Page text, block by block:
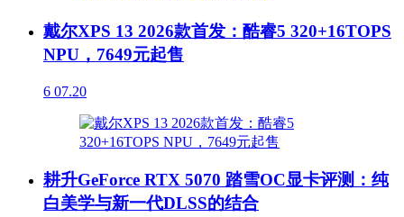
戴尔XPS 13 2026款首发：酷睿5 320+16TOPS
NPU，7649元起售
6 07.20
耕升GeForce RTX 5070 踏雪OC显卡评测：纯
白美学与新一代DLSS的结合